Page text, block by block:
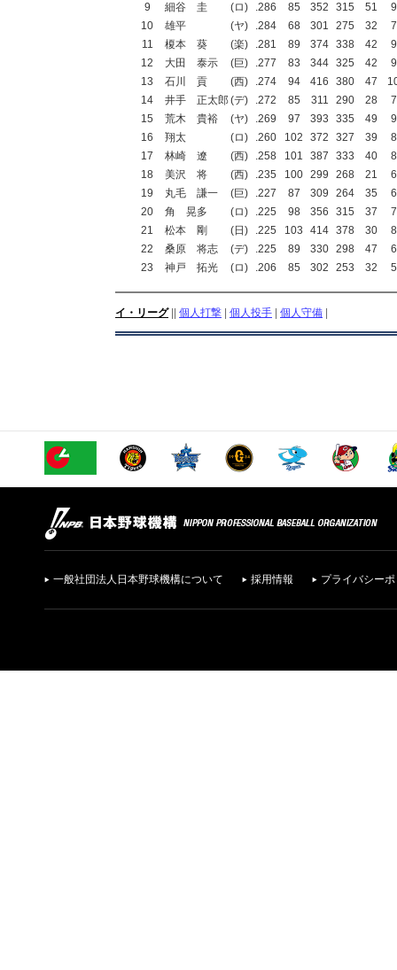
9
細谷 圭 (ロ) .286 85 352 315 51
10
雄平 (ヤ) .284 68 301 275 32
11
榎本 葵 (楽) .281 89 374 338 42
12
大田 泰示 (巨) .277 83 344 325 42
13
石川 貢 (西) .274 94 416 380 47
14
井手 正太郎(デ) .272 85 311 290 28
15
荒木 貴裕 (ヤ) .269 97 393 335 49
16
翔太 (ロ) .260 102 372 327 39
17
林崎 遼 (西) .258 101 387 333 40
18
美沢 将 (西) .235 100 299 268 21
19
丸毛 謙一 (巨) .227 87 309 264 35
20
角 晃多 (ロ) .225 98 356 315 37
21
松本 剛 (日) .225 103 414 378 30
22
桑原 将志 (デ) .225 89 330 298 47
23
神戸 拓光 (ロ) .206 85 302 253 32
イ・リーグ|| 個人打撃 個人投手 個人守備
一般社団法人日本野球機構について 採用情報 プライバシー